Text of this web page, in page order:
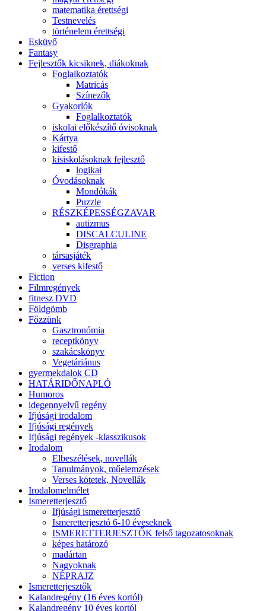
matematika érettségi
Testnevelés
történelem érettségi
Esküvő
Fantasy
Fejlesztők kicsiknek, diákoknak
Foglalkoztatók
Matricás
Színezők
Gyakorlók
Foglalkoztatók
iskolai előkészítő óvisoknak
Kártya
kifestő
kisiskolásoknak fejlesztő
logikai
Óvodásoknak
Mondókák
Puzzle
RÉSZKÉPESSÉGZAVAR
autizmus
DISCALCULINE
Disgraphia
társasjáték
verses kifestő
Fiction
Filmregények
fitnesz DVD
Földgömb
Főzzünk
Gasztronómia
receptkönyv
szakácskönyv
Vegetáriánus
gyermekdalok CD
HATÁRIDŐNAPLÓ
Humoros
idegennyelvű regény
Ifjúsági irodalom
Ifjúsági regények
Ifjúsági regények -klasszikusok
Irodalom
Elbeszélések, novellák
Tanulmányok, műelemzések
Verses kötetek, Novellák
Irodalomelmélet
Ismeretterjesztő
Ifjúsági ismeretterjesztő
Ismeretterjesztó 6-10 éveseknek
ISMERETTERJESZTŐK felső tagozatosoknak
képes határozó
madártan
Nagyoknak
NÉPRAJZ
Ismeretterjesztők
Kalandregény (16 éves kortól)
Kalandregény 10 éves kortól